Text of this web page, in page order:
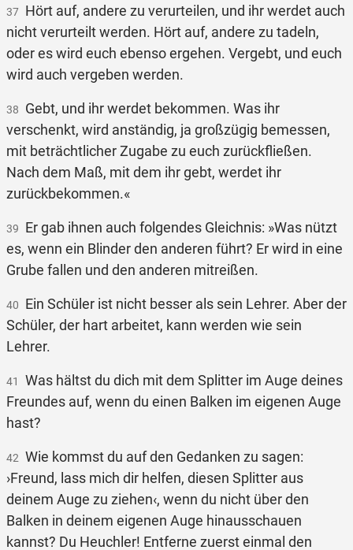
37 Hört auf, andere zu verurteilen, und ihr werdet auch
nicht verurteilt werden. Hört auf, andere zu tadeln,
oder es wird euch ebenso ergehen. Vergebt, und euch
wird auch vergeben werden.
38 Gebt, und ihr werdet bekommen. Was ihr
verschenkt, wird anständig, ja großzügig bemessen,
mit beträchtlicher Zugabe zu euch zurückfließen.
Nach dem Maß, mit dem ihr gebt, werdet ihr
zurückbekommen.«
39 Er gab ihnen auch folgendes Gleichnis: »Was nützt
es, wenn ein Blinder den anderen führt? Er wird in eine
Grube fallen und den anderen mitreißen.
40 Ein Schüler ist nicht besser als sein Lehrer. Aber der
Schüler, der hart arbeitet, kann werden wie sein
Lehrer.
41
Was hältst du dich mit dem Splitter im Auge deines
Freundes auf, wenn du einen Balken im eigenen Auge
hast?
42 Wie kommst du auf den Gedanken zu sagen:
›Freund, lass mich dir helfen, diesen Splitter aus
deinem Auge zu ziehen‹, wenn du nicht über den
Balken in deinem eigenen Auge hinausschauen
kannst? Du Heuchler! Entferne zuerst einmal den